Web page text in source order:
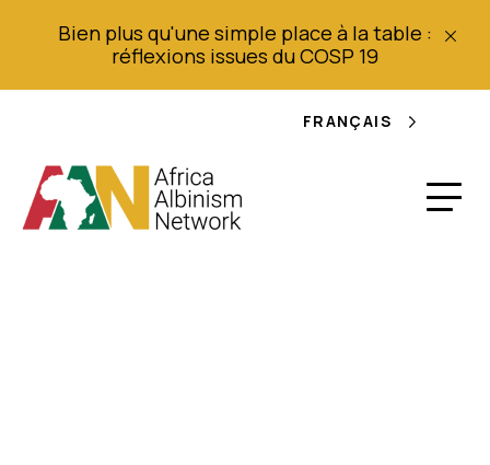
Bien plus qu'une simple place à la table :
réflexions issues du COSP 19
FRANÇAIS